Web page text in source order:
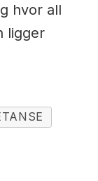
hvor all
ligger